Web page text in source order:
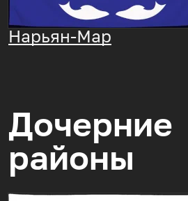
Нарьян-Мар
Дочерние
районы